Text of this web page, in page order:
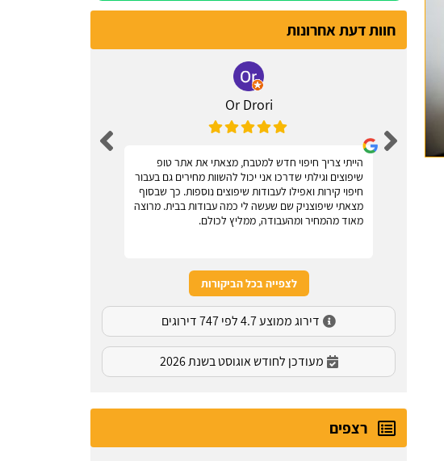
חוות דעת אחרונות
Or Drori
הייתי צריך חיפוי חדש למטבח, מצאתי את אתר טופ
שיפוצים וגילתי שדרכו אני יכול להשוות מחירים גם בעבור
חיפוי קירות ואפילו לעבודות שיפוצים נוספות. כך שבסוף
מצאתי שיפוצניק שם שעשה לי כמה עבודות בבית. מרוצה
מאוד מהמחיר ומהעבודה, ממליץ לכולם.
לצפייה בכל הביקורות
דירוג ממוצע 4.7 לפי 747 דירוגים
מעודכן לחודש אוגוסט בשנת 2026
רצפים